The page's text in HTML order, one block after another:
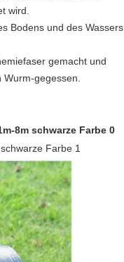
wird.
Bodens und des Wassers
gemacht und
gegessen.